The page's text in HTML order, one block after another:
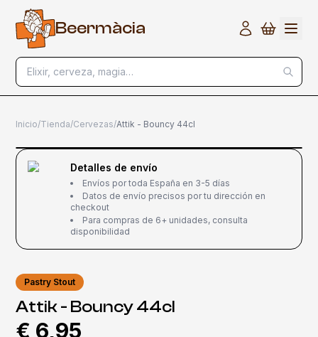
Beermàcia
Elixir, cerveza, magia…
Inicio/Tienda/Cervezas/Attik - Bouncy 44cl
Detalles de envío
Envíos por toda España en 3-5 días
Datos de envío precisos por tu dirección en
checkout
Para compras de 6+ unidades, consulta
disponibilidad
Pastry Stout
Attik - Bouncy 44cl
€ 6,95